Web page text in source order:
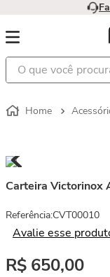
O que você procura?
Carteira Victorinox
Referência:CVT00010
Avalie esse
R$ 650,00